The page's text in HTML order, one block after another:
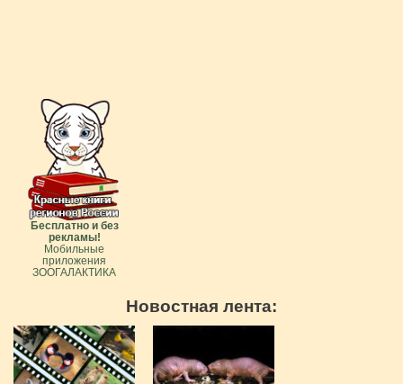
Бесплатно и без
рекламы!
Мобильные
приложения
ЗООГАЛАКТИКА
Новостная лента: